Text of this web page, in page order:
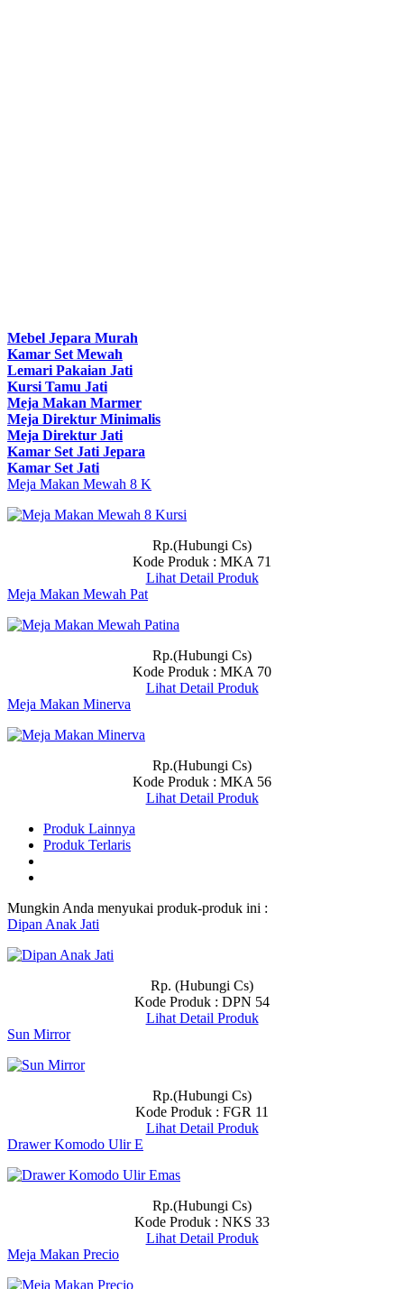
Mebel Jepara Murah
Kamar Set Mewah
Lemari Pakaian Jati
Kursi Tamu Jati
Meja Makan Marmer
Meja Direktur Minimalis
Meja Direktur Jati
Kamar Set Jati Jepara
Kamar Set Jati
Meja Makan Mewah 8 K
Rp.(Hubungi Cs)
Kode Produk : MKA 71
Lihat Detail Produk
Meja Makan Mewah Pat
Rp.(Hubungi Cs)
Kode Produk : MKA 70
Lihat Detail Produk
Meja Makan Minerva
Rp.(Hubungi Cs)
Kode Produk : MKA 56
Lihat Detail Produk
Produk Lainnya
Produk Terlaris
Mungkin Anda menyukai produk-produk ini :
Dipan Anak Jati
Rp. (Hubungi Cs)
Kode Produk : DPN 54
Lihat Detail Produk
Sun Mirror
Rp.(Hubungi Cs)
Kode Produk : FGR 11
Lihat Detail Produk
Drawer Komodo Ulir E
Rp.(Hubungi Cs)
Kode Produk : NKS 33
Lihat Detail Produk
Meja Makan Precio